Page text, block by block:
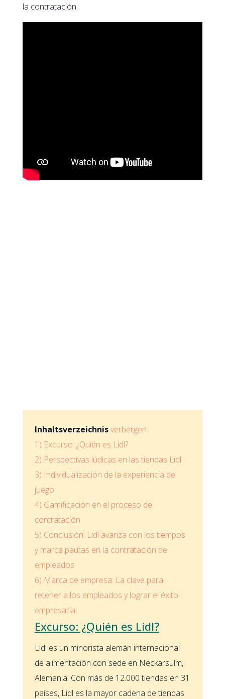
la contratación.
Inhaltsverzeichnisverbergen
1) Excurso: ¿Quién es Lidl?
2) Perspectivas lúdicas en las tiendas Lidl
3) Individualización de la experiencia de
juego
4) Gamificación en el proceso de
contratación
5) Conclusión: Lidl avanza con los tiempos
y marca pautas en la contratación de
empleados
6) Marca de empresa: La clave para
retener a los empleados y lograr el éxito
empresarial
Excurso: ¿Quién es Lidl?
Lidl es un minorista alemán internacional
de alimentación con sede en Neckarsulm,
Alemania. Con más de 12.000 tiendas en 31
países, Lidl es la mayor cadena de tiendas